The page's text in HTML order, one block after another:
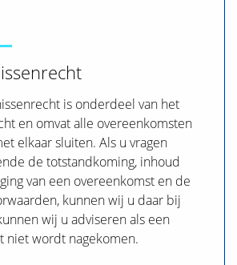
is onderdeel van het
en omvat alle overeenkomsten
elkaar sluiten. Als u vragen
de totstandkoming, inhoud
van een overeenkomst en de
kunnen wij u daar bij
wij u adviseren als een
niet wordt nagekomen.